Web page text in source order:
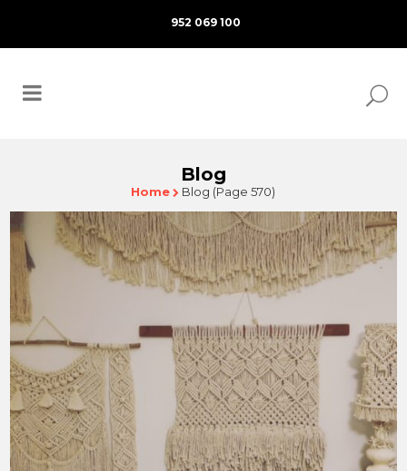
952 069 100
Blog
Home Blog (Page 570)